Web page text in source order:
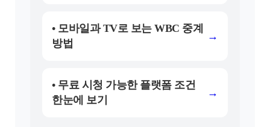
• 모바일과 TV로 보는 WBC 중계
방법
→
• 무료 시청 가능한 플랫폼 조건
한눈에 보기
→